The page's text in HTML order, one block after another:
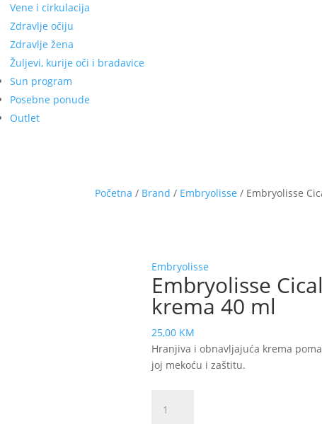
Vene i cirkulacija
Zdravlje očiju
Zdravlje žena
Žuljevi, kurije oči i bradavice
Sun program
Posebne ponude
Outlet
Početna / Brand / Embryolisse / Embryolisse
Embryolisse
Embryolisse
krema 40 ml
25,00 KM
Hranjiva i obnavljajuća krema
joj mekoću i zaštitu.
Cicalisse